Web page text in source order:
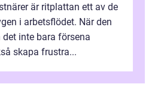
är ritplattan ett av de
i arbetsflödet. När den
inte bara försena
skapa frustra...